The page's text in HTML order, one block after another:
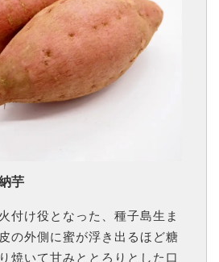
芋
付け役となった、種子島生ま
の外側に蜜が浮き出るほど糖
焼いて甘みととろりとした口